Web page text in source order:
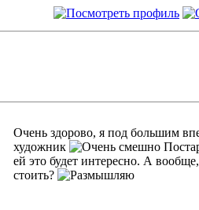
Очень здорово, я под большим
художник
ей это будет интересно. А
стоить?